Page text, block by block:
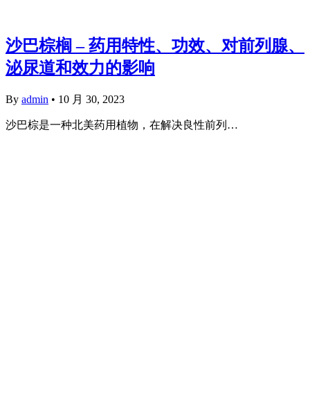
沙巴棕榈 – 药用特性、功效、对前列腺、
泌尿道和效力的影响
By admin • 10 月 30, 2023
沙巴棕是一种北美药用植物，在解决良性前列…